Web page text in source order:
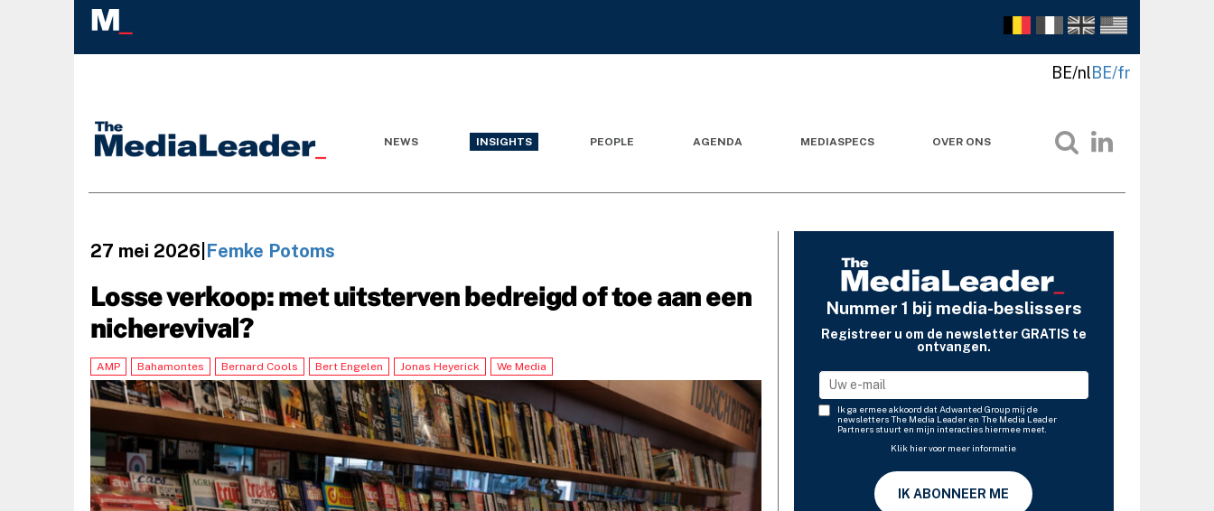
BE/nlBE/fr
NEWS INSIGHTS PEOPLE AGENDA MEDIASPECS OVER ONS
27 mei 2026 Femke Potoms
Losse verkoop: met uitsterven bedreigd of toe aan een
nicherevival?
AMP Bahamontes Bernard Cools Bert Engelen Jonas Heyerick We Media
Nummer 1 bij media-beslissers
Registreer u om de newsletter GRATIS te
ontvangen.
Ik ga ermee akkoord dat Adwanted Group mij de
newsletters The Media Leader en The Media Leader
Partners stuurt en mijn interacties hiermee meet.
Klik hier voor meer informatie
IK ABONNEER ME